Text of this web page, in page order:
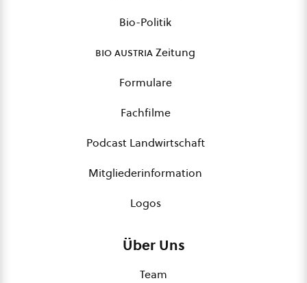
Bio-Politik
bio austriaZeitung
Formulare
Fachfilme
Podcast Landwirtschaft
Mitgliederinformation
Logos
Über Uns
Team